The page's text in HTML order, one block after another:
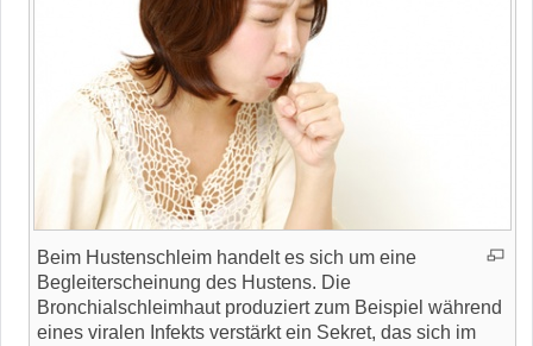
Beim Hustenschleim handelt es sich um eine
Begleiterscheinung des Hustens. Die
Bronchialschleimhaut produziert zum Beispiel während
eines viralen Infekts verstärkt ein Sekret, das sich im